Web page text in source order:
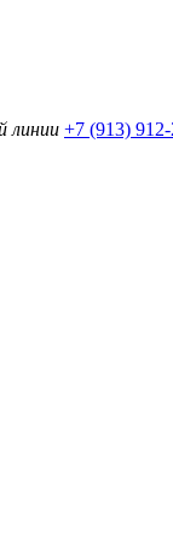
линии +7 (913)